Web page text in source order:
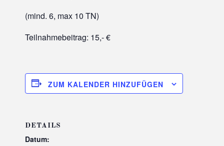
(mind. 6, max 10 TN)
Teilnahmebeitrag: 15,- €
ZUM KALENDER HINZUFÜGEN
DETAILS
Datum: